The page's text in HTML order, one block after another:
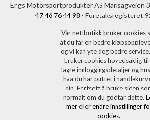
Engs Motorsportprodukter AS Marisagveien
47 46 76 44 98 - Foretaksregisteret
Vår nettbutikk bruker cookies
at du får en bedre
og vi kan yte deg bedre
bruker cookies hovedsaklig til
lagre innloggingsdetaljer og
hva du har puttet i
din. Fortsett å bruke siden
normalt om du godtar dette.
merellerendre innstillinger
cookies.